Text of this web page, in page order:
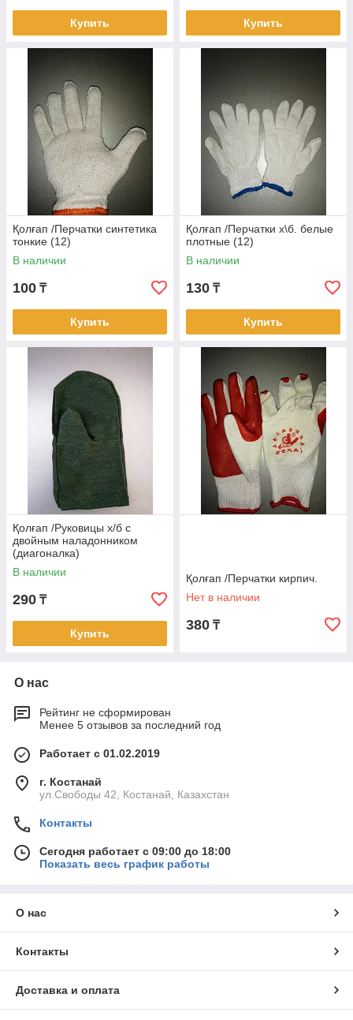
Купить Купить
Қолғап /Перчатки синтетика
тонкие (12)
В наличии
100 ₸
Купить
Қолғап /Перчатки х\б. белые
плотные (12)
В наличии
130 ₸
Купить
Қолғап /Руковицы х/б с
двойным наладонником
(диагоналка)
В наличии
290 ₸
Купить
Қолғап /Перчатки кирпич.
Нет в наличии
380 ₸
О нас
Рейтинг не сформирован
Менее 5 отзывов за последний год
Работает с 01.02.2019
г. Костанай
ул.Свободы 42, Костанай, Казахстан
Контакты
Сегодня работает с 09:00 до 18:00
Показать весь график работы
О нас
Контакты
Доставка и оплата